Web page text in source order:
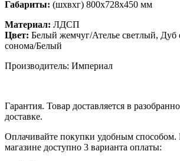
Габариты: (шхвхг) 800х728х450 мм
Материал: ЛДСП
Цвет: Белый жемчуг/Ателье светлый, Дуб
сонома/Белый
Производитель: Империал
Гарантия. Товар доставляется в
доставке.
Оплачивайте покупки удобным способом.
магазине доступно 3 варианта оплаты: